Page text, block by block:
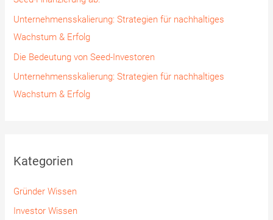
h
:Unternehmensskalierung: Strategien für nachhaltiges
Wachstum & Erfolg
Die Bedeutung von Seed-Investoren
Unternehmensskalierung: Strategien für nachhaltiges
Wachstum & Erfolg
Kategorien
Gründer Wissen
Investor Wissen